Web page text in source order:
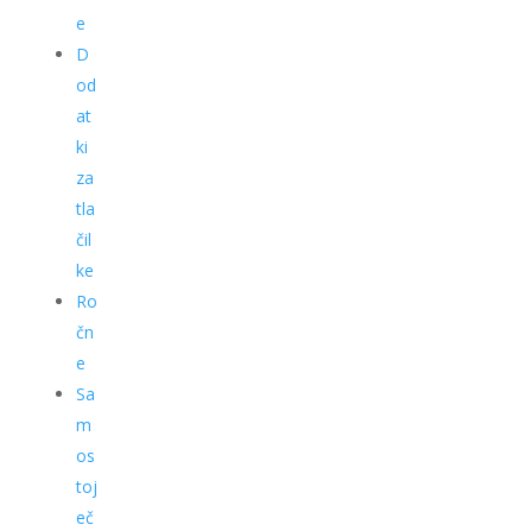
e
D
od
at
ki
za
tla
čil
ke
Ro
čn
e
Sa
m
os
toj
eč